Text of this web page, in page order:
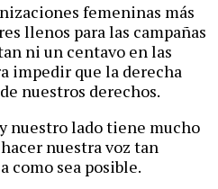
femeninas más
llenos para las campañas
ni un centavo en las
impedir que la derecha
nuestros derechos.
nuestro lado tiene mucho
nuestra voz tan
como sea posible.